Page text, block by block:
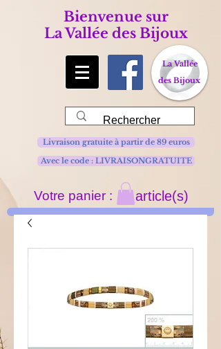
Bienvenue sur
La Vallée des Bijoux
La Vallée
des Bijoux
Avec le code : LIVRAISONGRATUITE
Livraison gratuite à partir de 89 euros
Votre panier : article(s)